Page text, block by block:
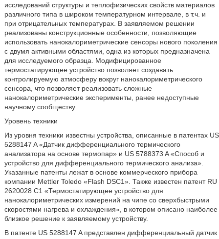
исследований структуры и теплофизических свойств материалов
различного типа в широком температурном интервале, в т.ч. и
при отрицательных температурах. В заявляемом решении
реализованы конструкционные особенности, позволяющие
использовать нанокалориметрические сенсоры нового поколения
с двумя активными областями, одна из которых предназначена
для исследуемого образца. Модифицированное
термостатирующее устройство позволяет создавать
контролируемую атмосферу вокруг нанокалориметрического
сенсора, что позволяет реализовать сложные
нанокалориметрические эксперименты, ранее недоступные
научному сообществу.
Уровень техники
Из уровня техники известны устройства, описанные в патентах US
5288147 A «Датчик дифференциального термического
анализатора на основе термопар» и US 5788373 A «Способ и
устройство для дифференциального термического анализа».
Указанные патенты лежат в основе коммерческого прибора
компании Mettler Toledo «Flash DSC1». Также известен патент RU
2620028 C1 «Термостатирующее устройство для
нанокалориметрических измерений на чипе со сверхбыстрыми
скоростями нагрева и охлаждения», в котором описано наиболее
близкое решение к заявляемому устройству.
В патенте US 5288147 A представлен дифференциальный датчик